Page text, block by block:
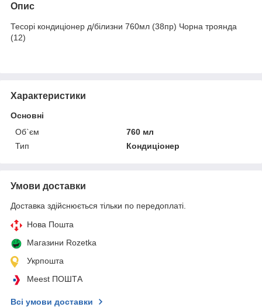
Опис
Тесорі кондиціонер д/білизни 760мл (38пр) Чорна троянда
(12)
Характеристики
Основні
Об`єм
760 мл
Тип
Кондиціонер
Умови доставки
Доставка здійснюється тільки по передоплаті.
Нова Пошта
Магазини Rozetka
Укрпошта
Meest ПОШТА
Всі умови доставки